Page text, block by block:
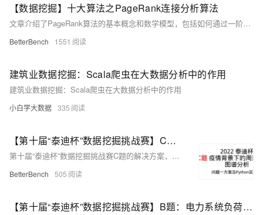
【数据挖掘】十大算法之PageRank连接分析算法
文章介绍了PageRank算法的基本概念和数学模型，包括如何通过一阶马尔科夫链定义随机游走模型以及如何计算网页的重要性评分，并提供了PageRank迭代算法的具体步骤。
BetterBench 1551
建筑业数据挖掘：Scala爬虫在大数据分析中的作用
建筑业数据挖掘：Scala爬虫在大数据分析中的作用
小白学大数据 335
【第十届“泰迪杯”数据挖掘挑战赛】C题：疫情背景下的周边游需求图谱分析 问题一方案及Python实现
第十届“泰迪杯”数据挖掘挑战赛C题的解决方案，涉及疫情背景下周边游需求图谱分析，包括微信公众号文章分类、周边游产品热度分析、本地旅游图谱构建与分析，以及疫情前后旅游产品需求变化分析的Python实现方法。
BetterBench 505
【第十届“泰迪杯”数据挖掘挑战赛】B题：电力系统负荷预测分析 Baseline